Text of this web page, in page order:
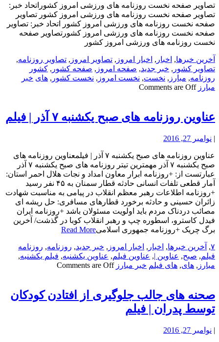
تصاویر صفحه نخست روزنامه های ورزشی امروز کشوراتحاد خبر:
تصاویر صفحه نخست روزنامه های ورزشی امروز کشور تصاویر
صفحه نخست روزنامه های ورزشی امروز کشور اتحاد خبر: تصاویر
صفحه نخست روزنامه های ورزشی امروز کشورتصاویر صفحه
نخست روزنامه های ورزشی امروز کشور
آخرین خبرها, اخبار , اخبار امروز , تصاویر امروز , تصاویر روزنامه,
تصاویر کشور , خبر جدید, صفحه امروز , صفحه کشور , کشور
روزنامه, مبارز , نخست, نخست امروز , نخست کشور , های خبر
مبارز Comments are Off
عناوین روزنامه های صبح یکشنبه ۷ آذر | فیلم
| نوامبر 27, 2016
عناوین روزنامه های صبح یکشنبه ۷ آذر | فیلمعناوین روزنامه های
صبح یکشنبه ۷ آذر مهمترین تیتر روزنامه های صبح یکشنبه ۷ آذر
عبارتست از: +روزنامه ابرار معاون امداد و نجات هلال احمر استان:
آمار قطعی تلفات انسانی حادثه قطار سمنان به ۴۵ نفر رسید
+روزنامه اطلاعات رهبر معظم انقلاب در پیامی به مناسبت شهادت
زائران حسینی و حادثه برخورد قطارهای مسافری: حل ریشه ای
مصائب دردناک مردم باید اولویت مسئولان باشد +روزنامه ایران
فیدل کاسترو، اسطوره چپ و رهبر انقلاب کوبا در گذشت/ آخرین
برگ چریک +روزنامه جمهوری اسلامیRead More
۷, آخرین خبرها, اخبار , اخبار امروز , خبر جدید, روزنامه, روزنامه
فیلم, صبح, عناوین |, عناوین فیلم, عناوین یکشنبه, فیلم یکشنبه,
مبارز , های, های فیلم خبر مبارز Comments are Off
صحنه های جالب جلوگیری از افتادن کودکان
توسط پدران | فیلم
| نوامبر 27, 2016